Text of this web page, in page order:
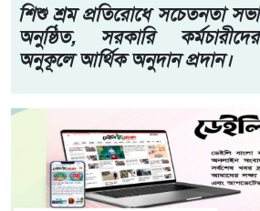
শিশু শ্রম প্রতিরোধে সচেতনতা সভা
অনুষ্ঠিত, সরকারি কর্মচারীদের
অনুকূলে আর্থিক অনুদান প্রদান।